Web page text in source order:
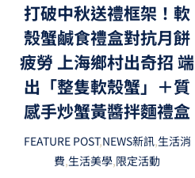
打破中秋送禮框架！軟
殼蟹鹹食禮盒對抗月餅
疲勞 上海鄉村出奇招 端
出「整隻軟殼蟹」＋質
感手炒蟹黃醬拌麵禮盒
FEATURE POST,NEWS新訊,生活消
費,生活美學,限定活動